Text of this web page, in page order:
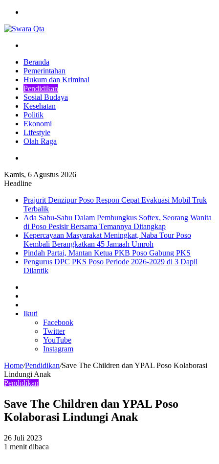
Beranda
Pemerintahan
Hukum dan Kriminal
Pendidikan
Sosial Budaya
Kesehatan
Politik
Ekonomi
Lifestyle
Olah Raga
Kamis, 6 Agustus 2026
Headline
Prajurit Denzipur Poso Respon Cepat Evakuasi Mobil Truk
Terbalik
Ada Sabu-Sabu Dalam Pembungkus Softex, Seorang Wanita
di Poso Pesisir Bersama Temannya Ditangkap
Kepercayaan Masyarakat Meningkat, Naba Tour Poso
Kembali Berangkatkan 45 Jamaah Umroh
Pindah Partai, Mantan Ketua PKB Poso Gabung PKS
Pengurus DPC PKS Poso Periode 2026-2029 di 3 Dapil
Dilantik
In
Ikuti
Facebook
Twitter
YouTube
Instagram
Home/Pendidikan/Save The Children dan YPAL Poso Kolaborasi
Lindungi Anak
Pendidikan
Save The Children dan YPAL Poso
Kolaborasi Lindungi Anak
26 Juli 2023
1 menit dibaca